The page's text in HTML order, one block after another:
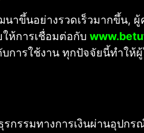
าขึ้นอย่างรวดเร็วมากขึ้น,
ห้การเชื่อมต่อกับ
การใช้งาน ทุกปัจจัยนี้ทำใ
กรรมทางการเงินผ่านอุป